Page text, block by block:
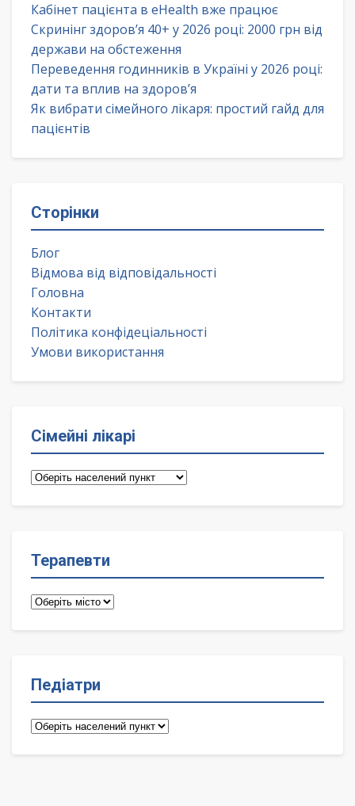
Кабінет пацієнта в eHealth вже працює
Скринінг здоров’я 40+ у 2026 році: 2000 грн від
держави на обстеження
Переведення годинників в Україні у 2026 році:
дати та вплив на здоров’я
Як вибрати сімейного лікаря: простий гайд для
пацієнтів
Сторінки
Блог
Відмова від відповідальності
Головна
Контакти
Політика конфідеціальності
Умови використання
Сімейні лікарі
Сімейні
Терапевти
Терапевти
Педіатри
Педіатри